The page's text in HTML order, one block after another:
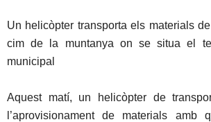
Un helicòpter transporta els materials
cim de la muntanya on se situa el
municipal
Aquest matí, un helicòpter de
l’aprovisionament de materials amb